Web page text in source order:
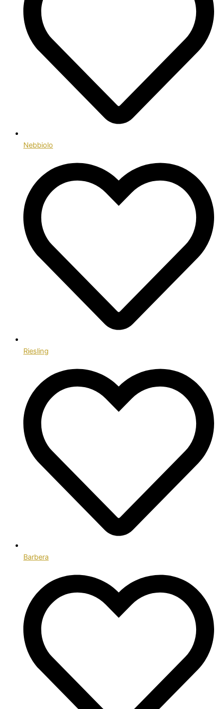
Nebbiolo
Riesling
Barbera